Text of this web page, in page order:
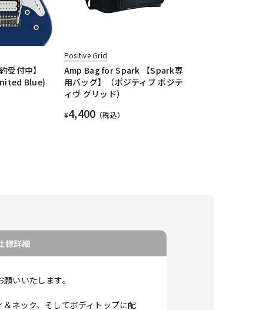
受付中】
Blue)
Positive Grid
Amp Bag for Spark 【Spark専
用バッグ】（ポジティブ ポジテ
ィヴ グリッド）
¥4,400 （税込）
様詳細
いいたします。
ネック、そしてボディトップに配